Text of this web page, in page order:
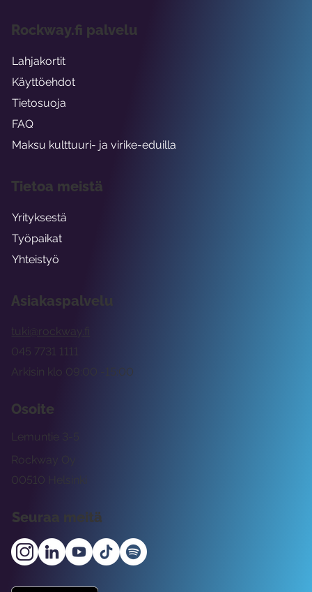
Asiakaspalvelu
tuki@rockway.fi
Arkisin klo 09:00 -15:00
045 7731 1111
Osoite
Rockway Oy
Lemuntie 3-5
00510 Helsinki
Seuraa meitä
Rockway.fi palvelu
Lahjakortit
Käyttöehdot
Tietosuoja
FAQ
Maksu kulttuuri- ja virike-eduilla
Tietoa meistä
Yrityksestä
Työpaikat
Yhteistyö